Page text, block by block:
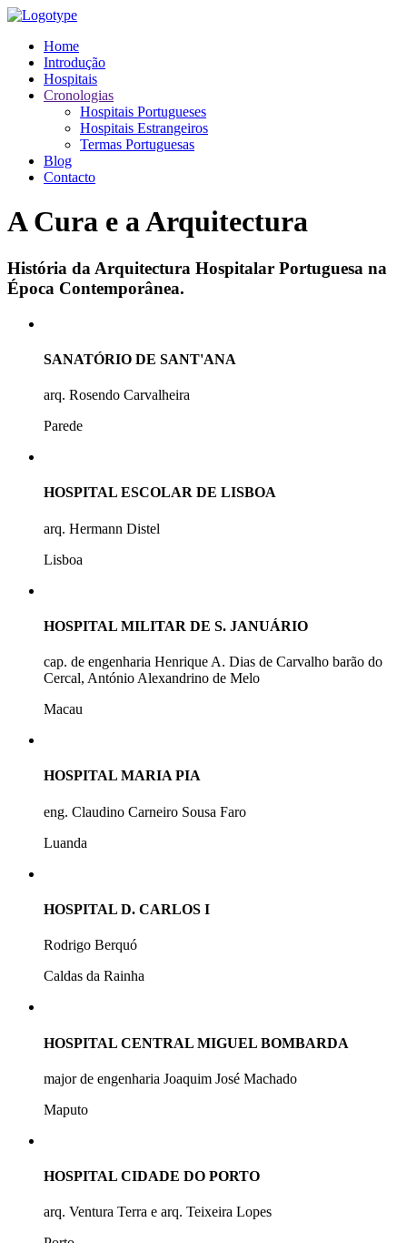
Home
Introdução
Hospitais
Cronologias
Hospitais Portugueses
Hospitais Estrangeiros
Termas Portuguesas
Blog
Contacto
A Cura e a Arquitectura
História da Arquitectura Hospitalar Portuguesa na
Época Contemporânea.
SANATÓRIO DE SANT'ANA
arq. Rosendo Carvalheira
Parede
HOSPITAL ESCOLAR DE LISBOA
arq. Hermann Distel
Lisboa
HOSPITAL MILITAR DE S. JANUÁRIO
cap. de engenharia Henrique A. Dias de Carvalho barão do
Cercal, António Alexandrino de Melo
Macau
HOSPITAL MARIA PIA
eng. Claudino Carneiro Sousa Faro
Luanda
HOSPITAL D. CARLOS I
Rodrigo Berquó
Caldas da Rainha
HOSPITAL CENTRAL MIGUEL BOMBARDA
major de engenharia Joaquim José Machado
Maputo
HOSPITAL CIDADE DO PORTO
arq. Ventura Terra e arq. Teixeira Lopes